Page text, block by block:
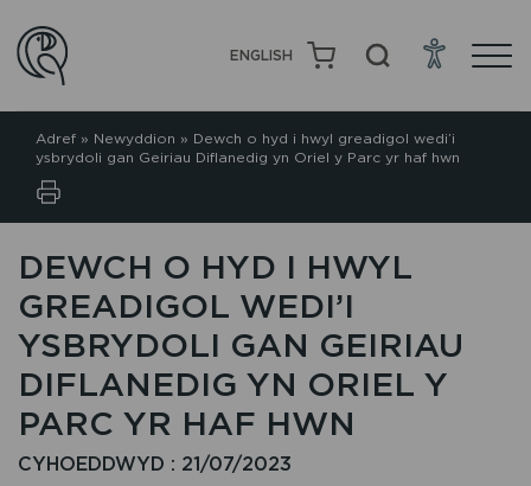
ENGLISH
Adref » Newyddion » Dewch o hyd i hwyl greadigol wedi’i
ysbrydoli gan Geiriau Diflanedig yn Oriel y Parc yr haf hwn
DEWCH O HYD I HWYL
GREADIGOL WEDI’I
YSBRYDOLI GAN GEIRIAU
DIFLANEDIG YN ORIEL Y
PARC YR HAF HWN
CYHOEDDWYD : 21/07/2023